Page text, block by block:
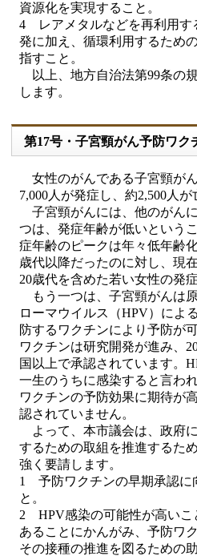
資源化を実現すること。
4 レアメタルなどを再利用す
発に加え、循環利用するため
指すこと。
以上、地方自治法第99条の
します。
第17号・子宮頸がん予防ワク
女性のがんである子宮頸が
7,000人が発症し、約2,500人が
子宮頸がんには、他のがん
つは、発症年齢が低いという
症年齢のピークは年々低年齢
歳代以降だったのに対し、現
20歳代を含めた若い女性の発
もう一つは、子宮頸がんは
ローマウイルス（HPV）によ
防するワクチンにより予防が
ワクチンは研究開発が進み、
国以上で承認されています。
一生のうちに感染すると言わ
ワクチンの予防効果に期待が
認されていません。
よって、本市議会は、政府
するための取組を推進するた
強く要請します。
1 予防ワクチンの早期承認に
と。
2 HPV感染の可能性が高いこ
あることにかんがみ、予防ワ
その接種の推進を図るための